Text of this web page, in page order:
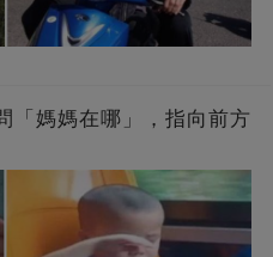
「媽媽在哪」，指向前方